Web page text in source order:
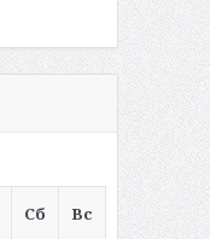
Сб Вс